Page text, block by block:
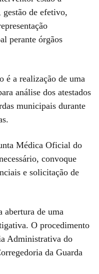
de efetivo,
perante órgãos
é a realização de uma
análise dos atestados
municipais durante
Médica Oficial do
convoque
e solicitação de
abertura de uma
O procedimento
Administrativa do
da Guarda